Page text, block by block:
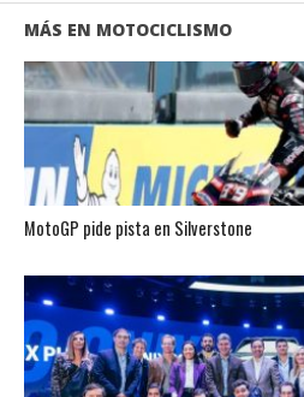
MÁS EN MOTOCICLISMO
MotoGP pide pista en Silverstone